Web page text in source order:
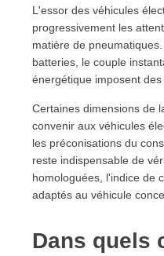
L'essor des véhicules
progressivement les
matière de
batteries, le couple
énergétique imposent
Certaines dimensions de
convenir aux véhicules
les préconisations du
reste indispensable de
homologuées, l'indice de
adaptés au véhicule
Dans quels